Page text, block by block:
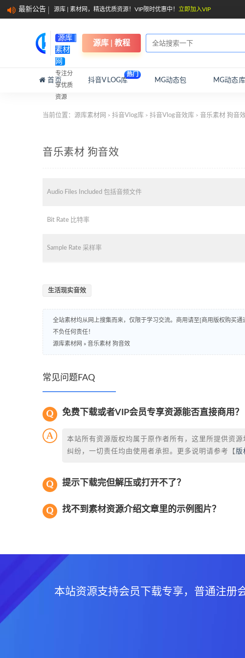
最新公告 源库 | 素材网，精选优质资源！VIP限时优惠中！ 立即加入VIP
源库 |
素材
网
专注分
享优质
资源
源库 | 教程
首页 抖音VLOG库
热门
MG动态包 MG动态库
当前位置： 源库素材网 > 抖音Vlog库 > 抖音Vlog音效库 > 音乐素材 狗音
音乐素材 狗音效
Audio Files Included 包括音频文件
Bit Rate 比特率
Sample Rate 采样率
生活现实音效
全站素材均从网上搜集而来，仅限于学习交流。商用请至[商用版权购买
不负任何责任！
源库素材网 » 音乐素材 狗音效
常见问题FAQ
免费下载或者VIP会员专享资源能否直接商用？
本站所有资源版权均属于原作者所有，这里所提供资
纠纷，一切责任均由使用者承担。更多说明请参考【 版
提示下载完但解压或打开不了？
找不到素材资源介绍文章里的示例图片？
本站资源支持会员下载专享，普通注册